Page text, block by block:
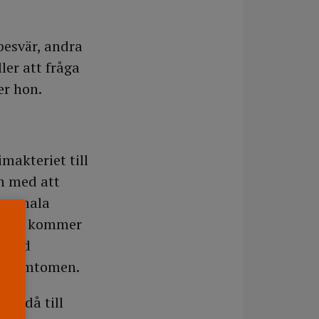
andra
att fråga
hon.
till
med att
kommer
symtomen.
då till